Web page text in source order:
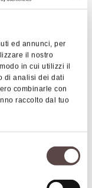
ed annunci, per
il nostro
in cui utilizzi il
di analisi dei dati
combinarle con
raccolto dal tuo
is the
century
was the
Panico
position of
contributors ©CARTO